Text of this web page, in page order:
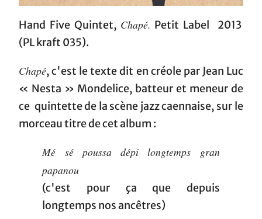
Hand Five Quintet, Chapé. Petit Label 2013
(PL kraft 035).
Chapé, c'est le texte dit en créole par Jean Luc
« Nesta » Mondelice, batteur et meneur de
ce quintette de la scène jazz caennaise, sur le
morceau titre de cet album :
Mé sé poussa dépi longtemps gran
papanou
(c'est pour ça que depuis
longtemps nos ancêtres)